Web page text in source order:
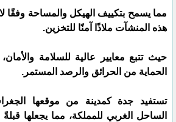
مما يسمح بتكييف الهيكل والمساحة وفقًا
هذه المنشآت ملاذًا آمنًا للتخزين.
حيث تتبع معايير عالية للسلامة
الحماية من الحرائق والرصد المستمر.
تستفيد جدة كمدينة من موقعها
الساحل الغربي للمملكة، مما يجعلها قبلةً